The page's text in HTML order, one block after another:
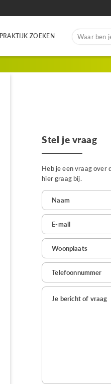
PRAKTIJK ZOEKEN
Search
Stel je vraag
Heb je een vraag over
hier graag bij.